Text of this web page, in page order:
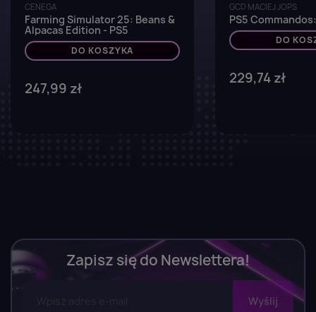
CENEGA
Farming Simulator 25: Beans &
Alpacas Edition - PS5
DO KOSZYKA
247,99 zł
GCD MACIEJ JOPS
PS5
DO
229,74 zł
Zapisz się do Newslettera!